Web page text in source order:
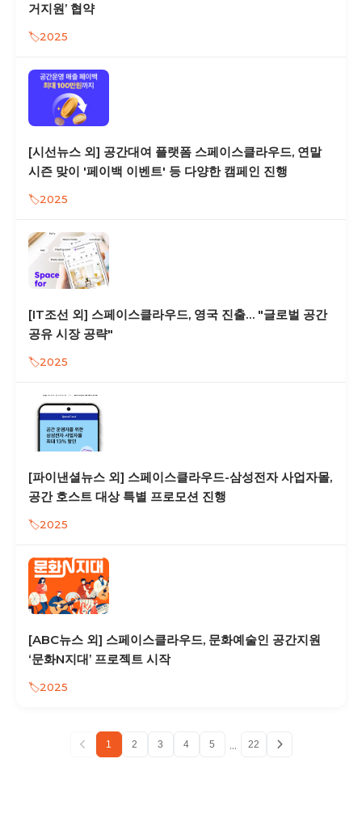
거지원’ 협약
2025
[시선뉴스 외] 공간대여 플랫폼 스페이스클라우드, 연말
시즌 맞이 '페이백 이벤트' 등 다양한 캠페인 진행
2025
[IT조선 외] 스페이스클라우드, 영국 진출… "글로벌 공간
공유 시장 공략"
2025
[파이낸셜뉴스 외] 스페이스클라우드-삼성전자 사업자몰,
공간 호스트 대상 특별 프로모션 진행
2025
[ABC뉴스 외] 스페이스클라우드, 문화예술인 공간지원
‘문화N지대’ 프로젝트 시작
2025
1 2 3 4 5 ... 22